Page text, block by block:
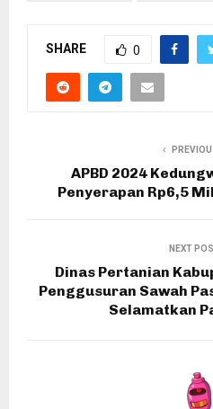
SHARE 0
APBD 2024
Penyerapan Rp6,5
NEXT
Dinas Pertanian
Penggusuran Sawah
Selamatkan